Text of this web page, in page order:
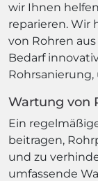
wir Ihnen
reparieren. Wir
von Rohren
Bedarf
Wartung von
Ein
beitragen,
und zu
umfassende